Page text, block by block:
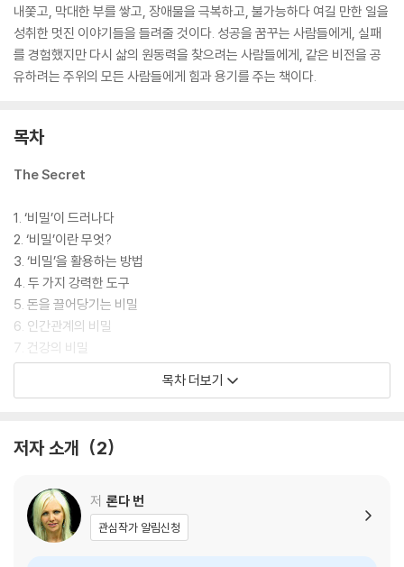
내쫓고, 막대한 부를 쌓고, 장애물을 극복하고, 불가능하다 여길 만한 일을
성취한 멋진 이야기들을 들려줄 것이다. 성공을 꿈꾸는 사람들에게, 실패
를 경험했지만 다시 삶의 원동력을 찾으려는 사람들에게, 같은 비전을 공
유하려는 주위의 모든 사람들에게 힘과 용기를 주는 책이다.
목차
The Secret
1. ‘비밀’이 드러나다
2. ‘비밀’이란 무엇?
3. ‘비밀’을 활용하는 방법
4. 두 가지 강력한 도구
5. 돈을 끌어당기는 비밀
6. 인간관계의 비밀
7. 건강의 비밀
8. 더 좋은 세상을 위한 비밀
목차 더보기
저자 소개 2
저 론다 번
관심작가 알림신청